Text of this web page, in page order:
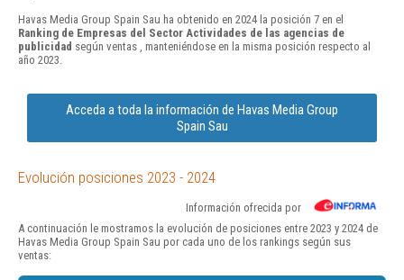
Havas Media Group Spain Sau ha obtenido en 2024 la posición 7 en el
Ranking de Empresas del Sector Actividades de las agencias de
publicidad según ventas , manteniéndose en la misma posición respecto al
año 2023.
Acceda a toda la información de Havas Media Group
Spain Sau
Evolución posiciones 2023 - 2024
Información ofrecida por
A continuación le mostramos la evolución de posiciones entre 2023 y 2024 de
Havas Media Group Spain Sau por cada uno de los rankings según sus
ventas: